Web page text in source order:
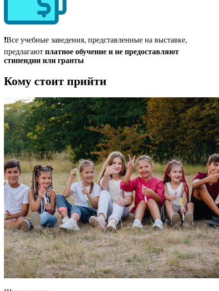
❗Все учебные заведения, представленные на выставке,
предлагают платное обучение и не предоставляют
стипендии или гранты
Кому стоит прийти